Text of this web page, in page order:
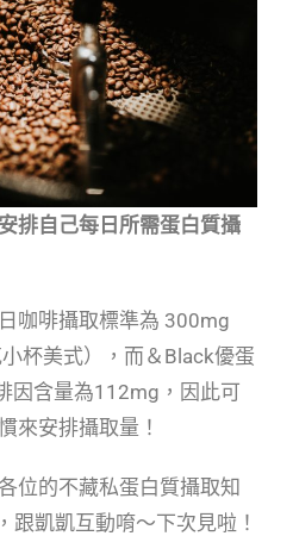
排自己每日所需蛋白質攝
咖啡攝取標準為 300mg
杯美式），而＆Black優蛋
因含量為112mg，因此可
來安排攝取量！
位的不藏私蛋白質攝取知
跟凱凱互動唷～下次見啦！